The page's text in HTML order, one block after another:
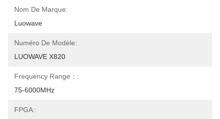
Nom De Marque:
Luowave
Numéro De Modèle:
LUOWAVE X820
Frequency Range：:
75-6000MHz
FPGA::